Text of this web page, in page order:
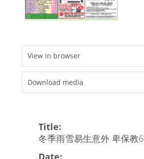
View in browser
Download media
Title:
冬季雨雪易生意外 卑保教
Date: